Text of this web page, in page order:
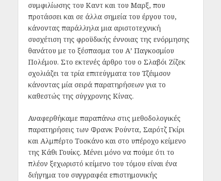
συμφιλίωσης του Καντ και του Μαρξ, που
προτάσσει και σε άλλα σημεία του έργου του,
κάνοντας παράλληλα μια αριστοτεχνική
συσχέτιση της φροϋδικής έννοιας της ενόρμησης
θανάτου με το ξέσπασμα του Α’ Παγκοσμίου
Πολέμου. Στο εκτενές άρθρο του ο Σλαβόι Ζίζεκ
σχολιάζει τα τρία επιτεύγματα του Τζέιμσον
κάνοντας μία σειρά παρατηρήσεων για το
καθεστώς της σύγχρονης Κίνας.
Αναφερθήκαμε παραπάνω στις μεθοδολογικές
παρατηρήσεις των Φρανκ Ρούντα, Σαρότζ Γκίρι
και Αλμπέρτο Τοσκάνο και στο υπέροχο κείμενο
της Κάθι Γουίκς. Μένει μόνο να πούμε ότι το
πλέον ξεχωριστό κείμενο του τόμου είναι ένα
διήγημα του συγγραφέα επιστημονικής